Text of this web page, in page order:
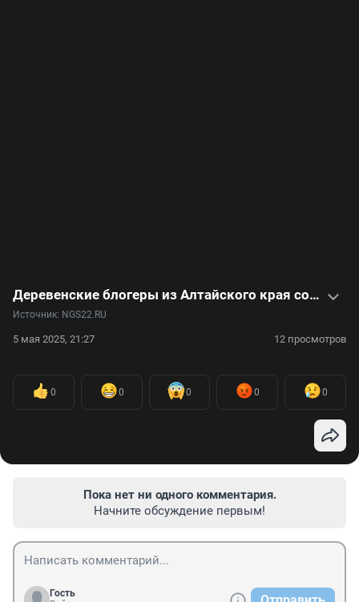
Деревенские блогеры из Алтайского края собирают миллионы просмотров на своих роликах: видео
Источник: NGS22.RU
5 мая 2025, 21:27 12 просмотров
0 0 0 0 0
Пока нет ни одного комментария.
Начните обсуждение первым!
Гость